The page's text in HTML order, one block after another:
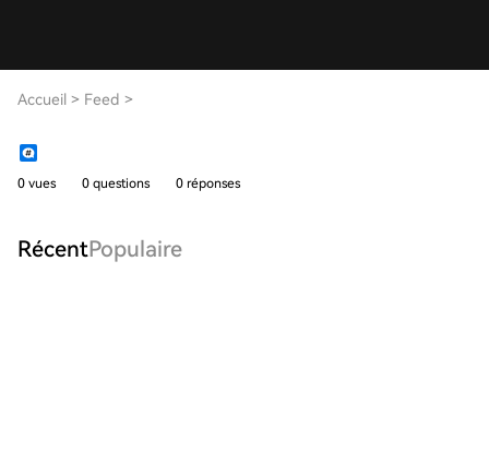
Accueil > Feed >
0 vues 0 questions 0 réponses
RécentPopulaire